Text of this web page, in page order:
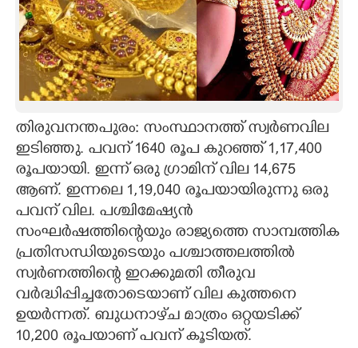
ART
ASTRO
CARTOONS
LITERATURE
ZOOM
CONTACT US
തിരുവനന്തപുരം: സംസ്ഥാനത്ത് സ്വർണവില
ഇടിഞ്ഞു. പവന് 1640 രൂപ കുറഞ്ഞ് 1,17,400
രൂപയായി. ഇന്ന് ഒരു ഗ്രാമിന് വില 14,675
ആണ്. ഇന്നലെ 1,19,040 രൂപയായിരുന്നു ഒരു
പവന് വില. പശ്ചിമേഷ്യൻ
സംഘർഷത്തിന്റെയും രാജ്യത്തെ സാമ്പത്തിക
പ്രതിസന്ധിയുടെയും പശ്ചാത്തലത്തിൽ
സ്വർണത്തിന്റെ ഇറക്കുമതി തീരുവ
വർദ്ധിപ്പിച്ചതോടെയാണ് വില കുത്തനെ
ഉയർന്നത്. ബുധനാഴ്‌ച മാത്രം ഒറ്റയടിക്ക്
10,200 രൂപയാണ് പവന് കൂടിയത്.